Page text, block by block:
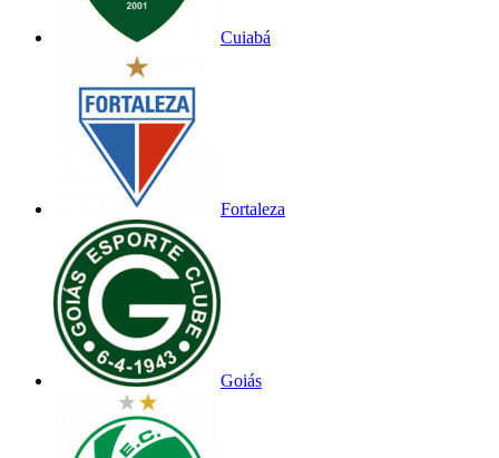
Cuiabá
Fortaleza
Goiás